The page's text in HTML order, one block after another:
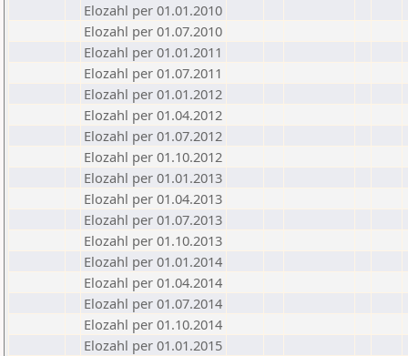
Elozahl per 01.01.2010
Elozahl per 01.07.2010
Elozahl per 01.01.2011
Elozahl per 01.07.2011
Elozahl per 01.01.2012
Elozahl per 01.04.2012
Elozahl per 01.07.2012
Elozahl per 01.10.2012
Elozahl per 01.01.2013
Elozahl per 01.04.2013
Elozahl per 01.07.2013
Elozahl per 01.10.2013
Elozahl per 01.01.2014
Elozahl per 01.04.2014
Elozahl per 01.07.2014
Elozahl per 01.10.2014
Elozahl per 01.01.2015